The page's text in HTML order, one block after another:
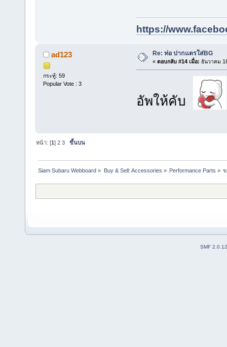
https://
ad123
กระทู้: 59
Popular Vote : 3
Re: ท่อ ปากแตรใส่BG
« ตอบกลับ #14 เมื่อ: ธันวาคม
อัพให้คับ
หน้า: [1]2 3 ขึ้นบน
Siam Subaru Webboard » Buy & Sell: Accessories » Performance Parts » ข
SMF 2.0.12